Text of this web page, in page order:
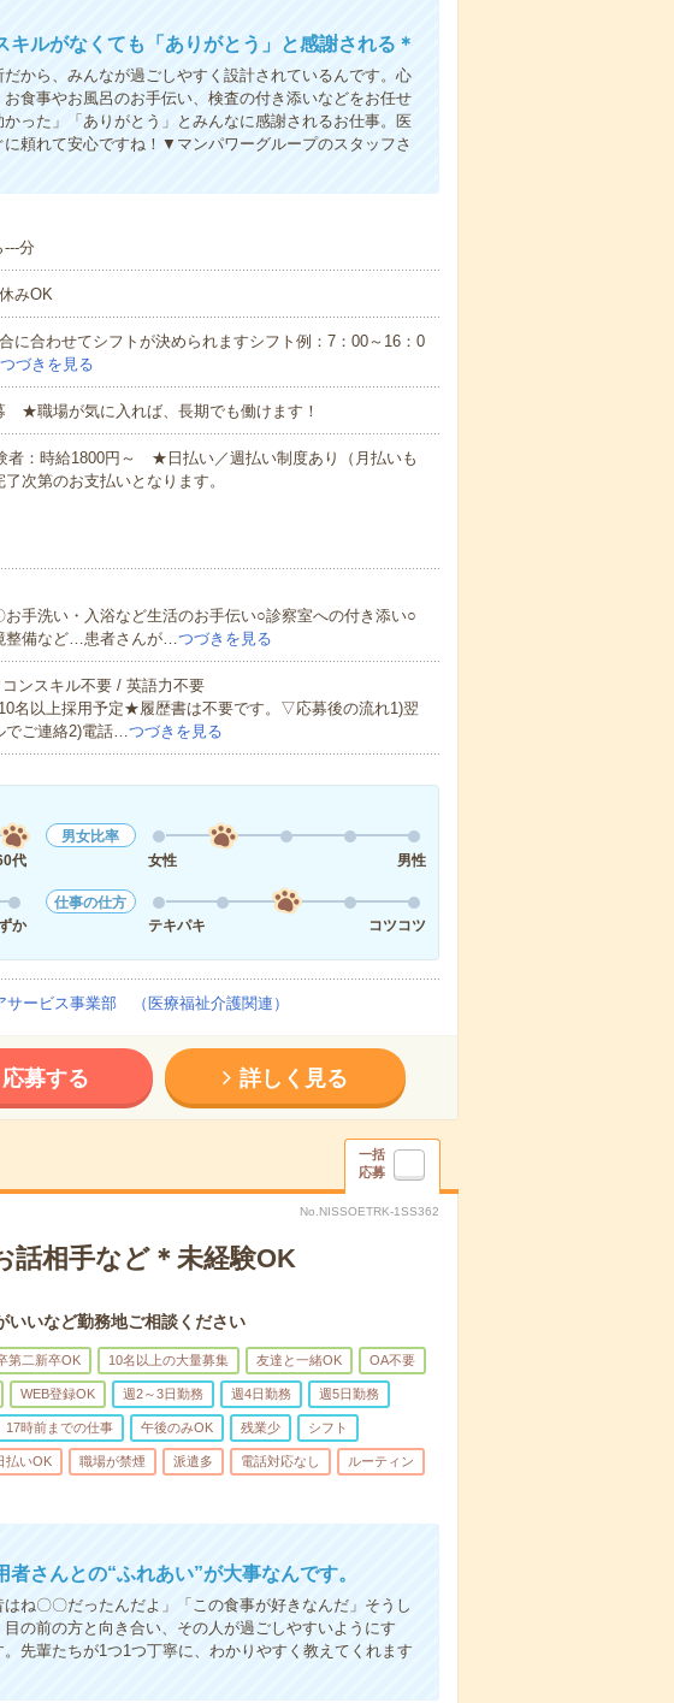
ルがなくても「ありがとう」と感謝される＊
から、みんなが過ごしやすく設計されているんです。心
食事やお風呂のお手伝い、検査の付き添いなどをお任せ
った」「ありがとう」とみんなに感謝されるお仕事。医
頼れて安心ですね！▼マンパワーグループのスタッフさ
分
みOK
合わせてシフトが決められますシフト例：7：00～16：0
つづきを見る
職場が気に入れば、長期でも働けます！
：時給1800円～ ★日払い／週払い制度あり（月払いも
次第のお支払いとなります。
手洗い・入浴など生活のお手伝い○診察室への付き添い○
整備など…患者さんが…つづきを見る
ンスキル不要 / 英語力不要
以上採用予定★履歴書は不要です。▽応募後の流れ1)翌
でご連絡2)電話…つづきを見る
代
男女比率
女性
男性
か
仕事の仕方
テキパキ
コツコツ
ービス事業部 （医療福祉介護関連）
応募する 詳しく見る
一括
応募
No.NISSOETRK-1SS362
話相手など＊未経験OK
いなど勤務地ご相談ください
第二新卒OK 10名以上の大量募集 友達と一緒OK OA不要
WEB登録OK 週2～3日勤務 週4日勤務 週5日勤務
17時前までの仕事 午後のみOK 残業少 シフト
払いOK 職場が禁煙 派遣多 電話対応なし ルーティン
さんとの“ふれあい”が大事なんです。
ね〇〇だったんだよ」「この食事が好きなんだ」そうし
の前の方と向き合い、その人が過ごしやすいようにす
先輩たちが1つ1つ丁寧に、わかりやすく教えてくれます